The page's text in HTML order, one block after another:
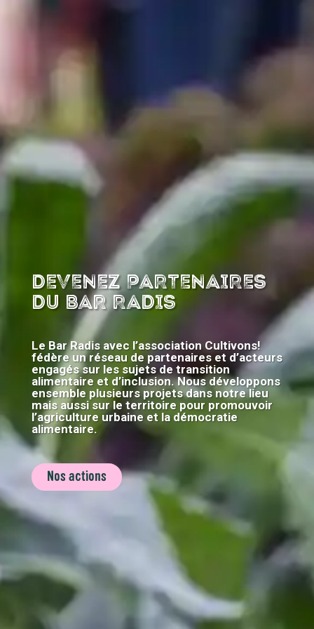
DEVENEZ PARTENAIRES
DU BAR RADIS
Le Bar Radis avec l’association Cultivons!
fédère un réseau de partenaires et d’acteurs
engagés sur les sujets de transition
alimentaire et d’inclusion. Nous développons
ensemble plusieurs projets dans notre lieu
mais aussi sur le territoire pour promouvoir
l’agriculture urbaine et la démocratie
alimentaire.
Nos actions